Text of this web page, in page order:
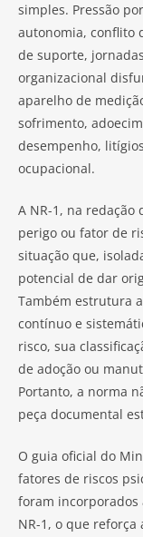
simples. Pressão
autonomia, conflito
de suporte,
organizacional
aparelho de
sofrimento,
desempenho,
ocupacional.
A NR-1, na redação
perigo ou fator de
situação que,
potencial de dar
Também estrutura
contínuo e
risco, sua
de adoção ou
Portanto, a norma
peça documental
O guia oficial do
fatores de riscos
foram incorporados
NR-1, o que